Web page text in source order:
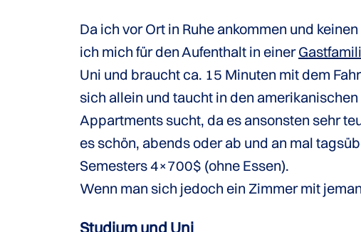
Da ich vor Ort in Ruhe ankommen und
ich mich für den Aufenthalt in einer
Uni und braucht ca. 15 Minuten mit dem
sich allein und taucht in den
Appartments sucht, da es ansonsten sehr
es schön, abends oder ab und an mal
Semesters 4×700$ (ohne Essen).
Wenn man sich jedoch ein Zimmer mit
Studium und Uni